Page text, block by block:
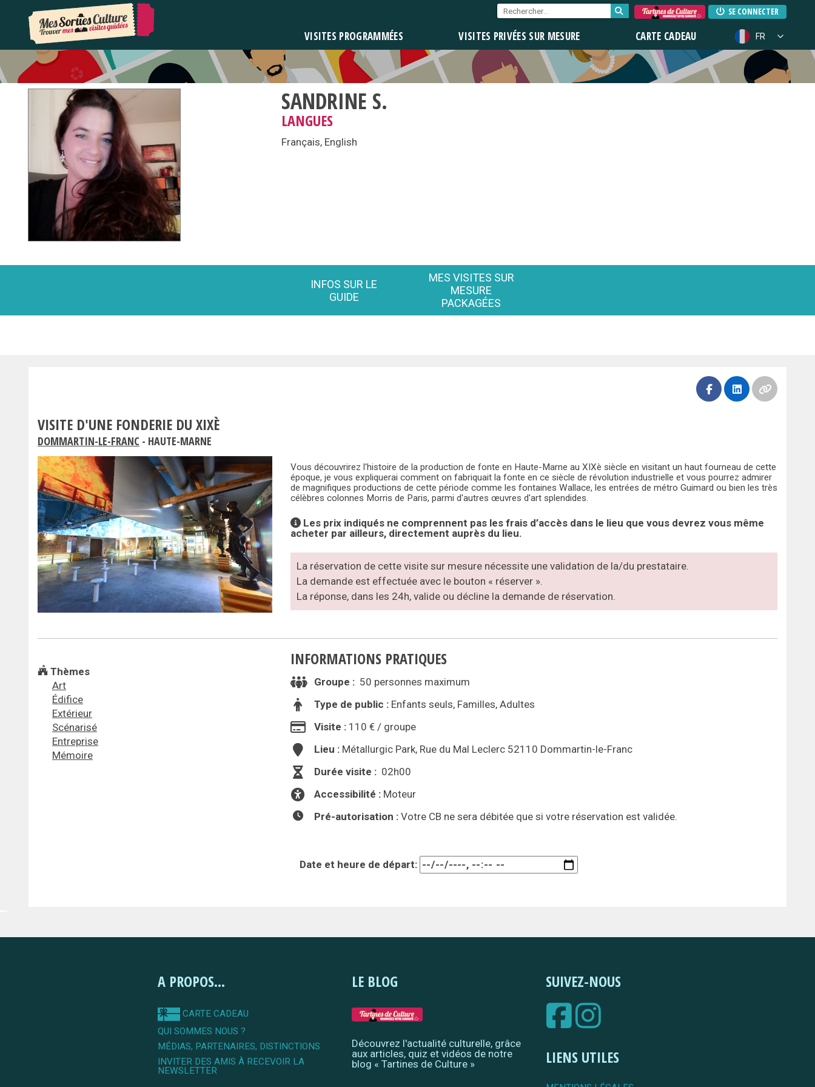
SE CONNECTER
VISITES PROGRAMMÉES VISITES PRIVÉES SUR MESURE CARTE CADEAU FR
SANDRINE S.
LANGUES
Français, English
INFOS SUR LE
GUIDE
MES VISITES SUR
MESURE
PACKAGÉES
VISITE D'UNE FONDERIE DU XIXÈ
DOMMARTIN-LE-FRANC - HAUTE-MARNE
Vous découvrirez l'histoire de la production de fonte en Haute-Marne au XIXè siècle en visitant un haut fourneau de cette
époque, je vous expliquerai comment on fabriquait la fonte en ce siècle de révolution industrielle et vous pourrez admirer
de magnifiques productions de cette période comme les fontaines Wallace, les entrées de métro Guimard ou bien les très
célèbres colonnes Morris de Paris, parmi d'autres œuvres d'art splendides.
Les prix indiqués ne comprennent pas les frais d’accès dans le lieu que vous devrez vous même
acheter par ailleurs, directement auprès du lieu.
La réservation de cette visite sur mesure nécessite une validation de la/du prestataire.
La demande est effectuée avec le bouton « réserver ».
La réponse, dans les 24h, valide ou décline la demande de réservation.
Thèmes
Art
Édifice
Extérieur
Scénarisé
Entreprise
Mémoire
INFORMATIONS PRATIQUES
Groupe : 50 personnes maximum
Type de public :Enfants seuls, Familles, Adultes
Visite : 110 € / groupe
Lieu : Métallurgic Park, Rue du Mal Leclerc 52110 Dommartin-le-Franc
Durée visite : 02h00
Accessibilité :Moteur
Pré-autorisation : Votre CB ne sera débitée que si votre réservation est validée.
Date et heure de départ:
A PROPOS...
CARTE CADEAU
QUI SOMMES NOUS ?
MÉDIAS, PARTENAIRES, DISTINCTIONS
INVITER DES AMIS À RECEVOIR LA
NEWSLETTER
LE BLOG
Découvrez l'actualité culturelle, grâce
aux articles, quiz et vidéos de notre
blog « Tartines de Culture »
SUIVEZ-NOUS
LIENS UTILES